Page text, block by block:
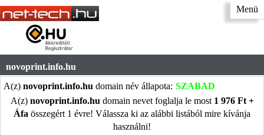
Menü
novoprint.info.hu
A(z) novoprint.info.hu domain név állapota: SZABAD
A(z) novoprint.info.hu domain nevet foglalja le most 1 976 Ft +
Áfa összegért 1 évre! Válassza ki az alábbi listából mire kívánja
használni!